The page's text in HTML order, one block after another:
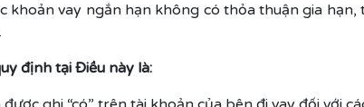
khoản vay ngắn hạn không có thỏa thuận gia
định tại Điều này là: